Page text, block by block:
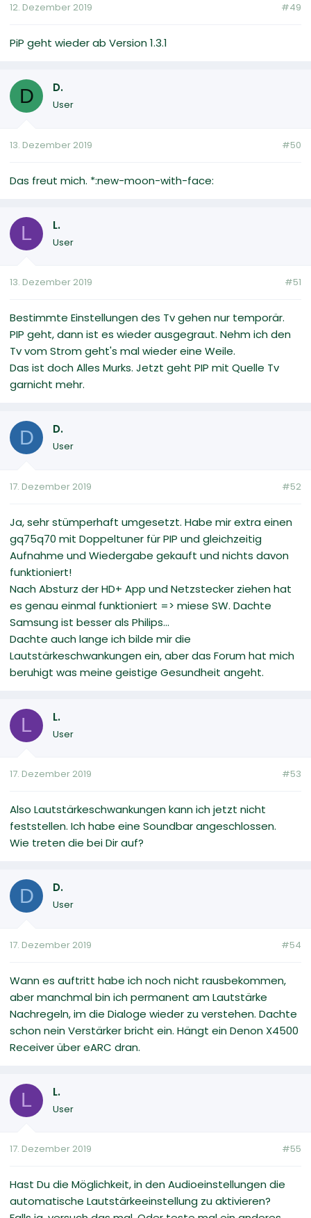
12. Dezember 2019 #49
PiP geht wieder ab Version 1.3.1
D D.
User
13. Dezember 2019 #50
Das freut mich. *:new-moon-with-face:
L L.
User
13. Dezember 2019 #51
Bestimmte Einstellungen des Tv gehen nur temporär.
PIP geht, dann ist es wieder ausgegraut. Nehm ich den
Tv vom Strom geht's mal wieder eine Weile.
Das ist doch Alles Murks. Jetzt geht PIP mit Quelle Tv
garnicht mehr.
D D.
User
17. Dezember 2019 #52
Ja, sehr stümperhaft umgesetzt. Habe mir extra einen
gq75q70 mit Doppeltuner für PIP und gleichzeitig
Aufnahme und Wiedergabe gekauft und nichts davon
funktioniert!
Nach Absturz der HD+ App und Netzstecker ziehen hat
es genau einmal funktioniert => miese SW. Dachte
Samsung ist besser als Philips...
Dachte auch lange ich bilde mir die
Lautstärkeschwankungen ein, aber das Forum hat mich
beruhigt was meine geistige Gesundheit angeht.
L L.
User
17. Dezember 2019 #53
Also Lautstärkeschwankungen kann ich jetzt nicht
feststellen. Ich habe eine Soundbar angeschlossen.
Wie treten die bei Dir auf?
D D.
User
17. Dezember 2019 #54
Wann es auftritt habe ich noch nicht rausbekommen,
aber manchmal bin ich permanent am Lautstärke
Nachregeln, im die Dialoge wieder zu verstehen. Dachte
schon nein Verstärker bricht ein. Hängt ein Denon X4500
Receiver über eARC dran.
L L.
User
17. Dezember 2019 #55
Hast Du die Möglichkeit, in den Audioeinstellungen die
automatische Lautstärkeeinstellung zu aktivieren?